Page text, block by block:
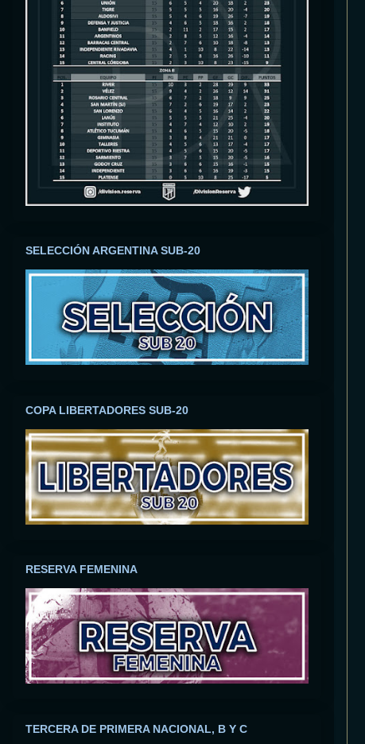
SELECCIÓN ARGENTINA SUB-20
COPA LIBERTADORES SUB-20
RESERVA FEMENINA
TERCERA DE PRIMERA NACIONAL, B Y C